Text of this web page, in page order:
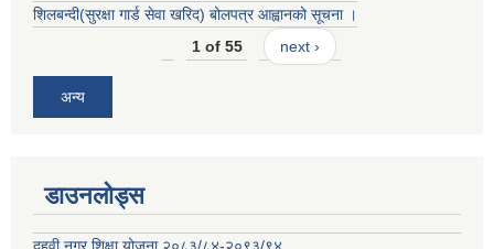
शिलबन्दी(सुरक्षा गार्ड सेवा खरिद) बोलपत्र आह्वानको सूचना ।
1 of 55
next ›
अन्य
डाउनलोड्स